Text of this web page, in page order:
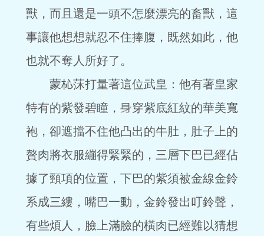
獸，而且還是一頭不怎麼漂亮的畜獸，這
事讓他想想就忍不住捧腹，既然如此，他
也就不奪人所好了。
蒙杺莯打量著這位武皇：他有著皇家
特有的紫發碧瞳，
穿紫底紅紋的華美寬
袍，卻遮擋不住他凸出的牛肚，肚子上的
贅肉將衣服繃得緊緊的，三層下巴已經佔
據了頸項的位置，下巴的紫須被金線金鈴
系成三縷，嘴巴一動，金鈴發出叮鈴聲，
有些煩人，臉上滿臉的橫肉已經難以猜想